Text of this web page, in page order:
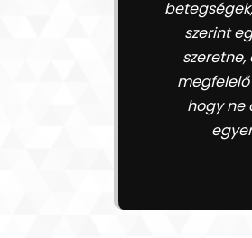
szerint
szeretne,
hogy ne